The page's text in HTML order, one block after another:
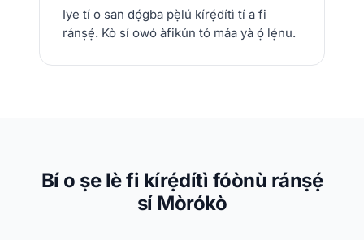
Iye tí o san dọ́gba pẹ̀lú kírẹ́dítì tí a fi
ránṣẹ́. Kò sí owó àfikún tó máa yà ọ́ lẹ́nu.
Bí o ṣe lè fi kírẹ́dítì fóònù ránṣẹ́
sí Mòrókò